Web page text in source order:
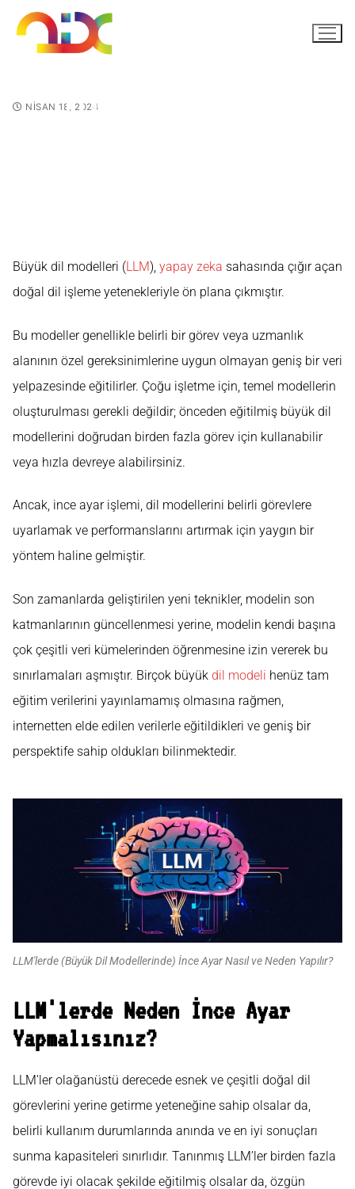
NISAN 18, 2024LLM'lerde (Büyük Dil
Büyük dil modelleri (LLM), yapay zeka sahasında çığır açan
doğal dil işleme yetenekleriyle ön plana çıkmıştır.
Bu modeller genellikle belirli bir görev veya uzmanlık
alanının özel gereksinimlerine uygun olmayan geniş bir veri
yelpazesinde eğitilirler. Çoğu işletme için, temel modellerin
oluşturulması gerekli değildir; önceden eğitilmiş büyük dil
modellerini doğrudan birden fazla görev için kullanabilir
veya hızla devreye alabilirsiniz.
Ancak, ince ayar işlemi, dil modellerini belirli görevlere
uyarlamak ve performanslarını artırmak için yaygın bir
yöntem haline gelmiştir.
Son zamanlarda geliştirilen yeni teknikler, modelin son
katmanlarının güncellenmesi yerine, modelin kendi başına
çok çeşitli veri kümelerinden öğrenmesine izin vererek bu
sınırlamaları aşmıştır. Birçok büyük dil modeli henüz tam
eğitim verilerini yayınlamamış olmasına rağmen,
internetten elde edilen verilerle eğitildikleri ve geniş bir
perspektife sahip oldukları bilinmektedir.
LLM'lerde (Büyük Dil Modellerinde) İnce Ayar Nasıl ve Neden Yapılır?
LLM'lerde Neden İnce Ayar
Yapmalısınız?
LLM’ler olağanüstü derecede esnek ve çeşitli doğal dil
görevlerini yerine getirme yeteneğine sahip olsalar da,
belirli kullanım durumlarında anında ve en iyi sonuçları
sunma kapasiteleri sınırlıdır. Tanınmış LLM’ler birden fazla
görevde iyi olacak şekilde eğitilmiş olsalar da, özgün